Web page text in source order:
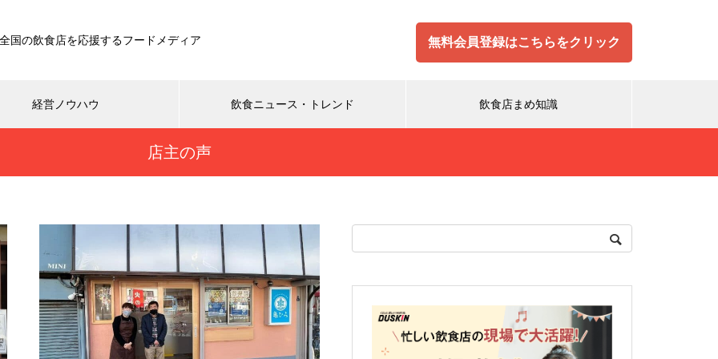
全国の飲食店を応援するフードメディア 無料会員登録はこちらをクリック
経営ノウハウ 飲食ニュース・トレンド 飲食店まめ知識
店主の声